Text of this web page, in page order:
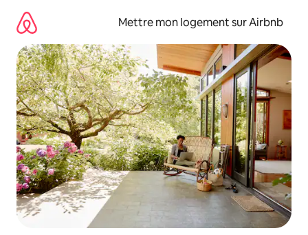
directement
contenu
Mettre mon logement sur Airbnb